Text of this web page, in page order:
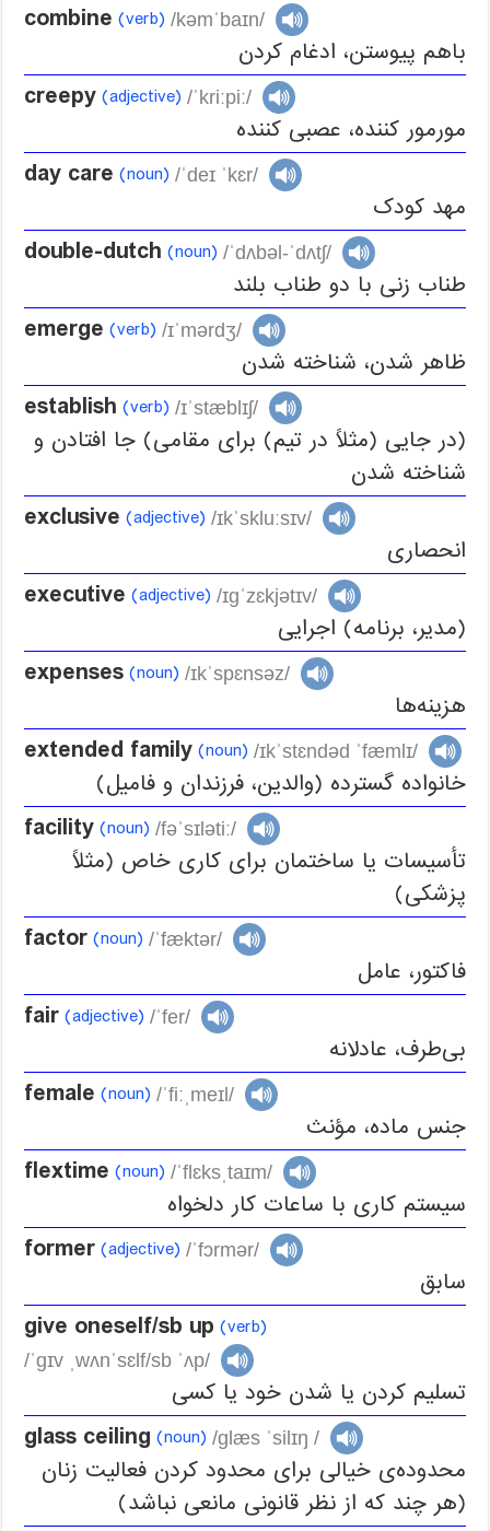
combine (verb) /kəmˈbaɪn/
باهم پیوستن، ادغام کردن
creepy (adjective) /ˈkriːpiː/
مورمور کننده، عصبی کننده
day care (noun) /ˈdeɪ ˈkɛr/
مهد کودک
double-dutch (noun) /ˈdʌbəl-ˈdʌtʃ/
طناب زنی با دو طناب بلند
emerge (verb) /ɪˈmərdʒ/
ظاهر شدن، شناخته شدن
establish (verb) /ɪˈstæblɪʃ/
(در جایی (مثلاً در تیم) برای مقامی) جا افتادن و
شناخته شدن
exclusive (adjective) /ɪkˈskluːsɪv/
انحصاری
executive (adjective) /ɪgˈzɛkjətɪv/
(مدیر، برنامه) اجرایی
expenses (noun) /ɪkˈspɛnsəz/
هزینه‌ها
extended family (noun) /ɪkˈstɛndəd ˈfæmlɪ/
خانواده گسترده (والدین، فرزندان و فامیل)
facility (noun) /fəˈsɪlətiː/
تأسیسات یا ساختمان برای کاری خاص (مثلاً
پزشکی)
factor (noun) /ˈfæktər/
فاکتور، عامل
fair (adjective) /ˈfer/
بی‌طرف، عادلانه
female (noun) /ˈfiːˌmeɪl/
جنس ماده، مؤنث
flextime (noun) /ˈflɛksˌtaɪm/
سیستم کاری با ساعات کار دلخواه
former (adjective) /ˈfɔrmər/
سابق
give oneself/sb up (verb)
/ˈɡɪv ˌwʌnˈsɛlf/sb ˈʌp/
تسلیم کردن یا شدن خود یا کسی
glass ceiling (noun) /glæs ˈsilɪŋ /
محدوده‌ی خیالی برای محدود کردن فعالیت زنان
(هر چند که از نظر قانونی مانعی نباشد)